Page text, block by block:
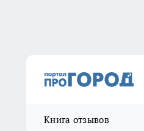
Книга отзывов